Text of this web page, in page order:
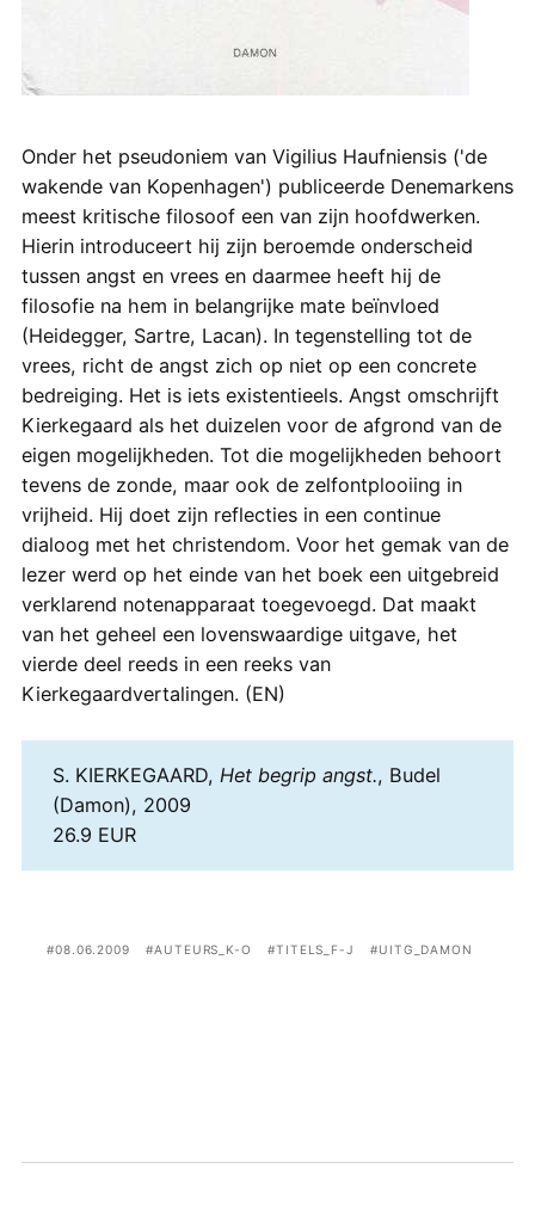
Onder het pseudoniem van Vigilius Haufniensis ('de
wakende van Kopenhagen') publiceerde Denemarkens
meest kritische filosoof een van zijn hoofdwerken.
Hierin introduceert hij zijn beroemde onderscheid
tussen angst en vrees en daarmee heeft hij de
filosofie na hem in belangrijke mate beïnvloed
(Heidegger, Sartre, Lacan). In tegenstelling tot de
vrees, richt de angst zich op niet op een concrete
bedreiging. Het is iets existentieels. Angst omschrijft
Kierkegaard als het duizelen voor de afgrond van de
eigen mogelijkheden. Tot die mogelijkheden behoort
tevens de zonde, maar ook de zelfontplooiing in
vrijheid. Hij doet zijn reflecties in een continue
dialoog met het christendom. Voor het gemak van de
lezer werd op het einde van het boek een uitgebreid
verklarend notenapparaat toegevoegd. Dat maakt
van het geheel een lovenswaardige uitgave, het
vierde deel reeds in een reeks van
Kierkegaardvertalingen. (EN)
S. KIERKEGAARD, Het begrip angst., Budel
(Damon), 2009
26.9 EUR
08.06.2009 AUTEURS_K-O TITELS_F-J UITG_DAMON